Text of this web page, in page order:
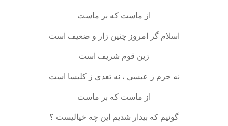
از ماست كه بر ماست
اسلام گر امروز چنين زار و ضعيف است
زين قوم شريف است
نه جرم ز عيسي ، نه تعدي ز كليسا است
از ماست كه بر ماست
گوئيم كه بيدار شديم اين چه خياليست ؟